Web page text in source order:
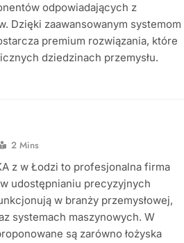
odpowiadających z
Dzięki zaawansowanym systemom
premium rozwiązania, które
dziedzinach przemysłu.
2 Mins
z w Łodzi to profesjonalna firma
udostępnianiu precyzyjnych
w branży przemysłowej,
systemach maszynowych. W
są zarówno łożyska